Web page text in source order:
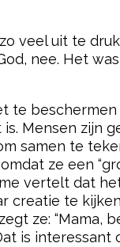
veel uit te
nee. Het
te
Mensen zijn
samen te
ze een
vertelt dat
creatie te
ze: “Mama,
is interessant